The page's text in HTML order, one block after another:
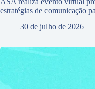
estratégias de comunicação
30 de julho de 2026